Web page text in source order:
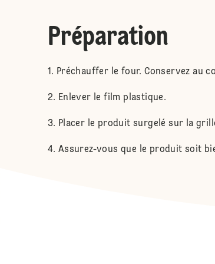
Préparation
Préchauffer le four. Conservez au
Enlever le film plastique.
Placer le produit surgelé sur la
Assurez-vous que le produit soit